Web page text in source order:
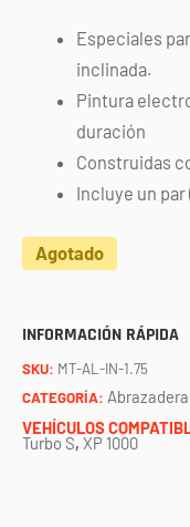
Especiales
inclinada.
Pintura
duración
Construidas
Incluye un
Agotado
INFORMACIÓN RÁPIDA
SKU: MT-AL-IN-1.75
CATEGORÍA:
VEHÍCULOS
Turbo S, XP 1000